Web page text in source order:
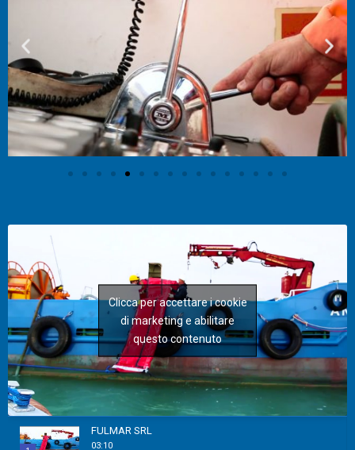
Clicca per accettare i cookie
di marketing e abilitare
questo contenuto
FULMAR SRL
03:10